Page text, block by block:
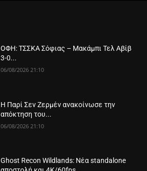
ΟΦΗ: ΤΣΣΚΑ Σόφιας – Μακάμπι Τελ Αβίβ
3-0...
06/08/2026 21:10
Η Παρί Σεν Ζερμέν ανακοίνωσε την
απόκτηση του...
06/08/2026 21:10
Ghost Recon Wildlands: Νέα standalone